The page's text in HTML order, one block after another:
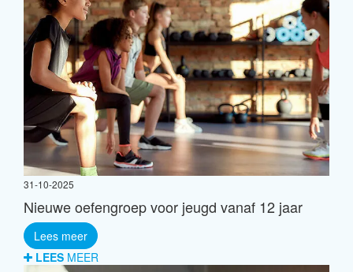
31-10-2025
Nieuwe oefengroep voor jeugd vanaf 12 jaar
Lees meer
LEES MEER